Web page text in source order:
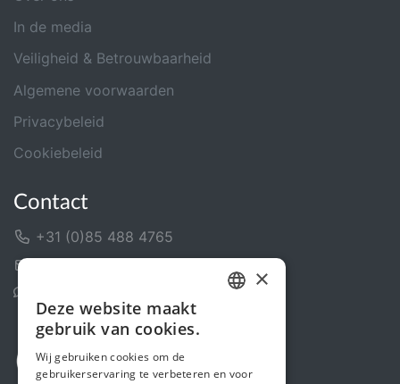
In de media
Veiligheid & Betrouwbaarheid
Algemene voorwaarden
Privacybeleid
Cookiebeleid
Contact
+31 (0)85 488 4765
ENGLISH
×
Deze website maakt
gebruik van cookies.
Wij gebruiken cookies om de
gebruikerservaring te verbeteren en voor